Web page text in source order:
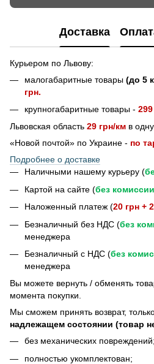
Доставка
Курьером по Львову:
малогабаритные товары (до 5
грн.
крупногабаритные товары - 299
Львовская область 29 грн/км в
«Новой почтой» по Украине - по
Подробнее о доставке
Наличными нашему курьеру (
Картой на сайте (без комиссии
Наложенный платеж (20 грн +
Безналичный без НДС (без
менеджера
Безналичный с НДС (без
менеджера
Bы можете вернуть / обменять
момента покупки.
Мы сможем принять возврат,
надлежащем состоянии (товар
без механических повреждений;
полностью укомплектован;